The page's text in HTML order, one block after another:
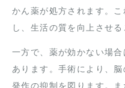
かん薬が処方されます。
し、生活の質を向上させる
一方で、薬が効かない場
あります。手術により、
発作の抑制を図ります。